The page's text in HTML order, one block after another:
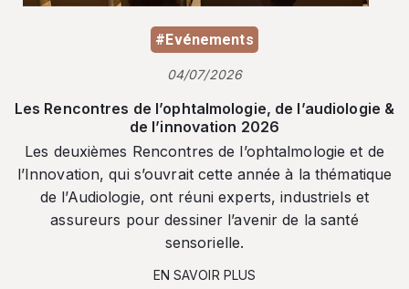
#Evénements
04/07/2026
Les Rencontres de l’ophtalmologie, de l’audiologie &
de l’innovation 2026
Les deuxièmes Rencontres de l’ophtalmologie et de
l’Innovation, qui s’ouvrait cette année à la thématique
de l’Audiologie, ont réuni experts, industriels et
assureurs pour dessiner l’avenir de la santé
sensorielle.
EN SAVOIR PLUS